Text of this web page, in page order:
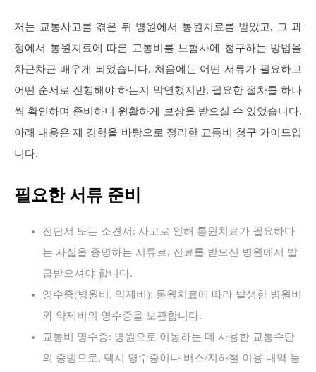
저는 교통사고를 겪은 뒤 병원에서 통원치료를 받았고, 그 과
정에서 통원치료에 따른 교통비를 보험사에 청구하는 방법을
차근차근 배우게 되었습니다. 처음에는 어떤 서류가 필요하고
어떤 순서로 진행해야 하는지 막연했지만, 필요한 절차를 하나
씩 확인하며 준비하니 원활하게 보상을 받으실 수 있었습니다.
아래 내용은 제 경험을 바탕으로 정리한 교통비 청구 가이드입
니다.
필요한 서류 준비
진단서 또는 소견서: 사고로 인해 통원치료가 필요하다
는 사실을 증명하는 서류로, 진료를 받으신 병원에서 발
급받으셔야 합니다.
영수증(병원비, 약제비): 통원치료에 따라 발생한 병원비
와 약제비의 영수증을 보관합니다.
교통비 영수증: 병원으로 이동하는 데 사용한 교통수단
의 증빙으로, 택시 영수증이나 버스/지하철 이용 내역 등